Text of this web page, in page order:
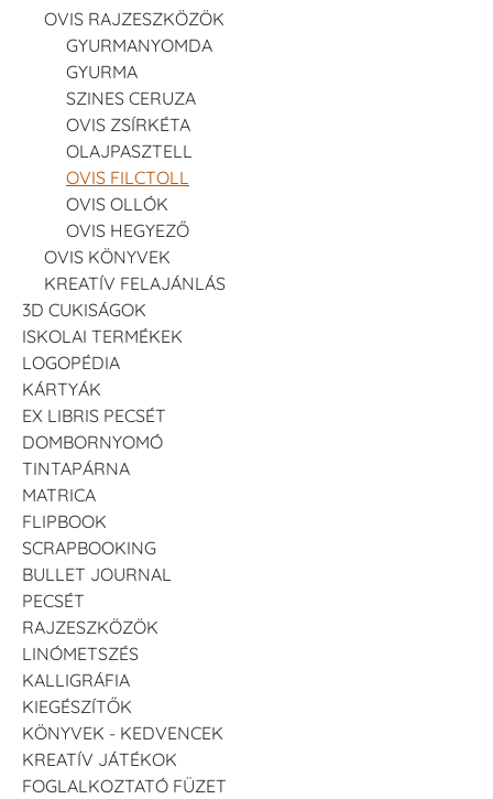
OVIS RAJZESZKÖZÖK
GYURMANYOMDA
GYURMA
SZINES CERUZA
OVIS ZSÍRKÉTA
OLAJPASZTELL
OVIS FILCTOLL
OVIS OLLÓK
OVIS HEGYEZŐ
OVIS KÖNYVEK
KREATÍV FELAJÁNLÁS
3D CUKISÁGOK
ISKOLAI TERMÉKEK
LOGOPÉDIA
KÁRTYÁK
EX LIBRIS PECSÉT
DOMBORNYOMÓ
TINTAPÁRNA
MATRICA
FLIPBOOK
SCRAPBOOKING
BULLET JOURNAL
PECSÉT
RAJZESZKÖZÖK
LINÓMETSZÉS
KALLIGRÁFIA
KIEGÉSZÍTŐK
KÖNYVEK - KEDVENCEK
KREATÍV JÁTÉKOK
FOGLALKOZTATÓ FÜZET